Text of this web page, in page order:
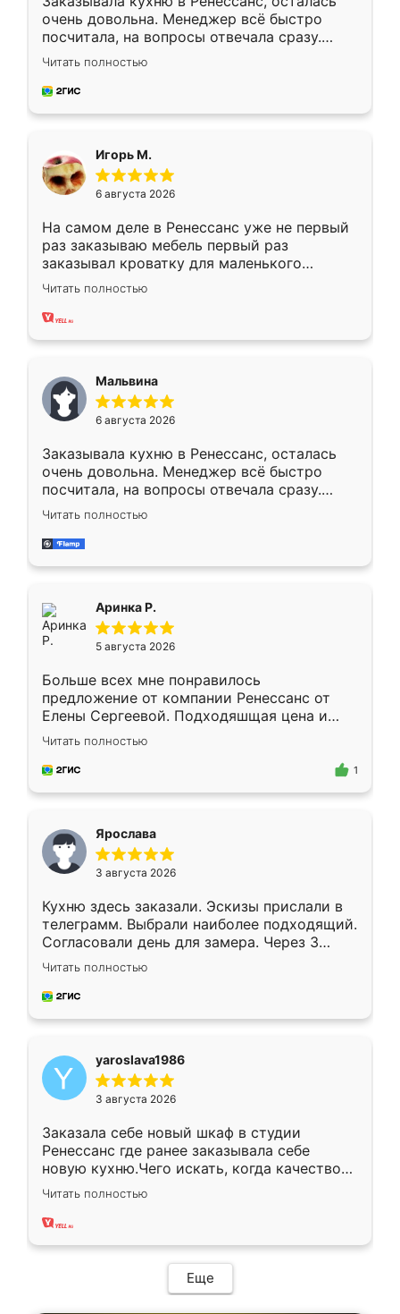
очень довольна. Менеджер всё быстро
посчитала, на вопросы отвечала сразу.
Замерщик приехал в субботу, подошёл к
делу со всей ответственностью. Собрали
за день, ребята работали аккуратно, даже
Читать полностью
Игорь М.
6 августа 2026
На самом деле в Ренессанс уже не первый
раз заказываю мебель первый раз
заказывал кроватку для маленького
ребёнка при его рождении ,во второй раз
заказал шкаф-купе. По качеству очень
хорошее сборка достаточно быстрая,
меньше, здесь же он более разнообразный.
Мне нравится ,если что-то потребуется из
мебели буду заказывать только здесь.
Читать полностью
Мальвина
6 августа 2026
Заказывала кухню в Ренессанс, осталась
очень довольна. Менеджер всё быстро
посчитала, на вопросы отвечала сразу.
Замерщик приехал в субботу, подошёл к
делу со всей ответственностью. Собрали
за день, ребята работали аккуратно, даже
Читать полностью
Аринка Р.
5 августа 2026
Больше всех мне понравилось
предложение от компании Ренессанс от
Елены Сергеевой. Подходяшщая цена и
короткие сроки изготовления. Приехавший
для замера сотрудник Владислав
предложил по моему эскизу самый
Читать полностью
1
Ярослава
3 августа 2026
Кухню здесь заказали. Эскизы прислали в
телеграмм. Выбрали наиболее подходящий.
Согласовали день для замера. Через 3
недели кухня была уже готова. Остались
довольны работой. Спасибо Ренессанс
мебель за качественную работу!
Читать полностью
yaroslava1986
3 августа 2026
Заказала себе новый шкаф в студии
Ренессанс где ранее заказывала себе
новую кухню.Чего искать, когда качеством
вполне довольна. Служит кухня уже почти
два года, нареканий нет.
Читать полностью
Еще